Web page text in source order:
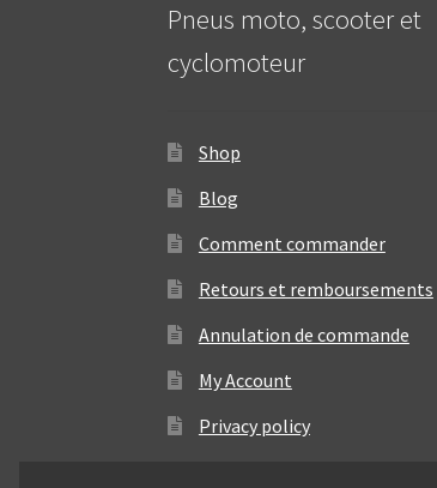
Pneus moto, scooter et
cyclomoteur
Shop
Blog
Comment commander
Retours et remboursements
Annulation de commande
My Account
Privacy policy